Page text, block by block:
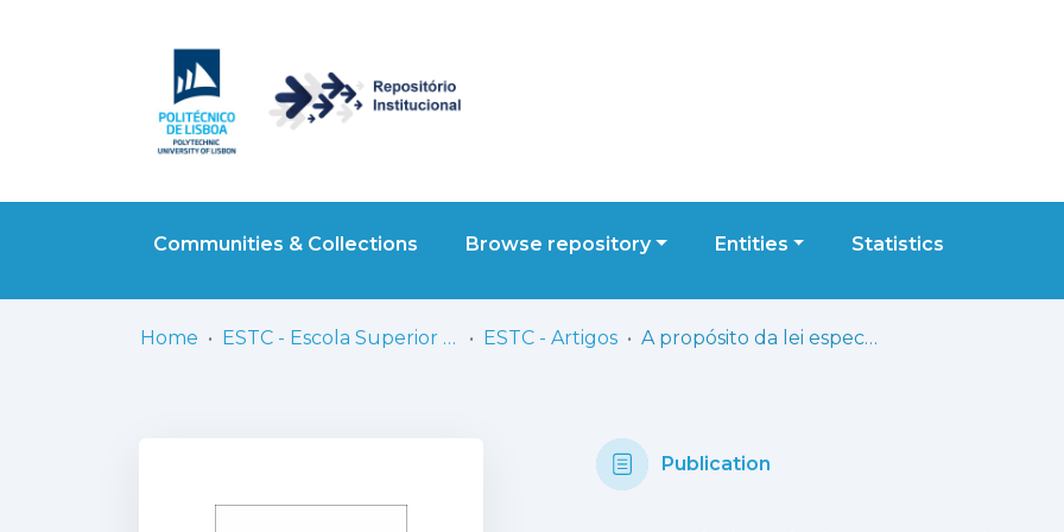
Communities & Collections Browse repository Entities Statistics
Home ESTC - Escola Superior de Teatro e Cinema ESTC - Artigos A propósito da lei especial para o Ensino Superior Artístico prevista no Regime Jurídico das Instituições de Ensino Superior (RJIES)
Publication